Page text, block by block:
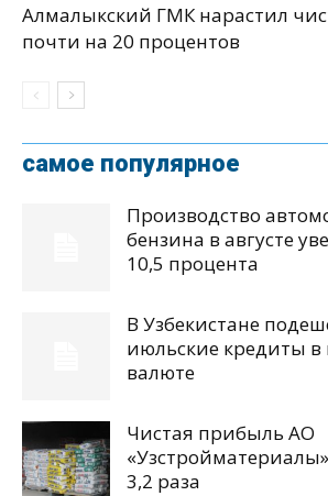
Алмалыкский ГМК нарастил
почти на 20 процентов
самое популярное
Производство
бензина в августе
10,5 процента
В Узбекистане
июльские кредиты
валюте
Чистая прибыль АО
3,2 раза